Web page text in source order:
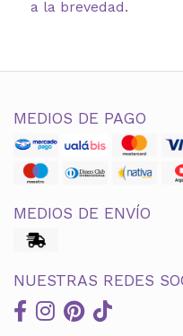
a la brevedad.
MEDIOS DE PAGO
MEDIOS DE ENVÍO
NUESTRAS REDES